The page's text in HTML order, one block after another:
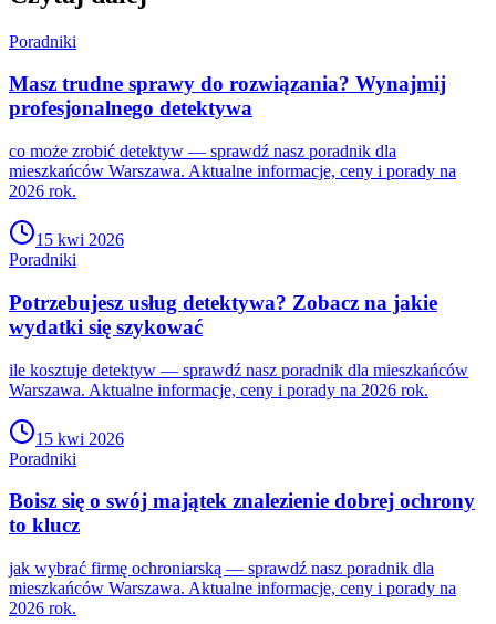
Poradniki
Masz trudne sprawy do rozwiązania? Wynajmij
profesjonalnego detektywa
co może zrobić detektyw — sprawdź nasz poradnik dla
mieszkańców Warszawa. Aktualne informacje, ceny i porady na
2026 rok.
15 kwi 2026
Poradniki
Potrzebujesz usług detektywa? Zobacz na jakie
wydatki się szykować
ile kosztuje detektyw — sprawdź nasz poradnik dla mieszkańców
Warszawa. Aktualne informacje, ceny i porady na 2026 rok.
15 kwi 2026
Poradniki
Boisz się o swój majątek znalezienie dobrej ochrony
to klucz
jak wybrać firmę ochroniarską — sprawdź nasz poradnik dla
mieszkańców Warszawa. Aktualne informacje, ceny i porady na
2026 rok.